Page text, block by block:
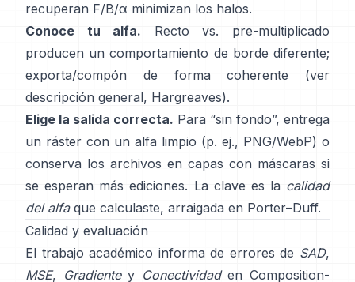
recuperan F/B/α minimizan los halos.
Conoce tu alfa.
Recto vs. pre-multiplicado
producen un comportamiento de borde diferente;
exporta/compón de forma coherente (ver
descripción general, Hargreaves).
Elige la salida correcta. Para “sin fondo”, entrega
un ráster con un alfa limpio (p. ej., PNG/WebP) o
conserva los archivos en capas con máscaras si
se esperan más ediciones. La clave es la calidad
del alfaque calculaste, arraigada en Porter–Duff.
Calidad y evaluación
El trabajo académico informa de errores de SAD,
MSE, Gradientey Conectividaden Composition-